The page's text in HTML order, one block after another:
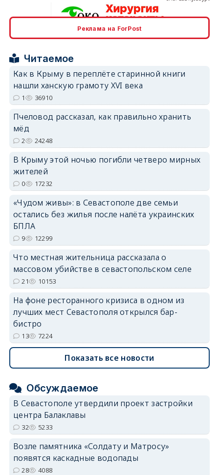
Реклама на ForPost
Читаемое
Как в Крыму в переплёте старинной книги
нашли ханскую грамоту XVI века
1 36910
Пчеловод рассказал, как правильно хранить
мёд
2 24248
В Крыму этой ночью погибли четверо мирных
жителей
0 17232
«Чудом живы»: в Севастополе две семьи
остались без жилья после налёта украинских
БПЛА
9 12299
Что местная жительница рассказала о
массовом убийстве в севастопольском селе
21 10153
На фоне ресторанного кризиса в одном из
лучших мест Севастополя открылся бар-
бистро
13 7224
Показать все новости
Обсуждаемое
В Севастополе утвердили проект застройки
центра Балаклавы
32 5233
Возле памятника «Солдату и Матросу»
появятся каскадные водопады
28 4088